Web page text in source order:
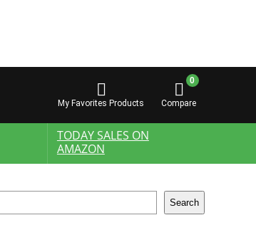
My Favorites Products
0
Compare
TODAY SALES ON
AMAZON
Search